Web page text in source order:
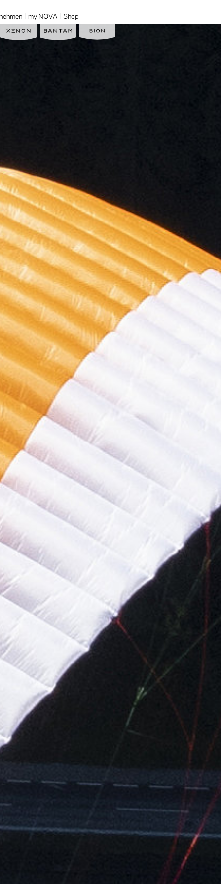
my NOVA Shop